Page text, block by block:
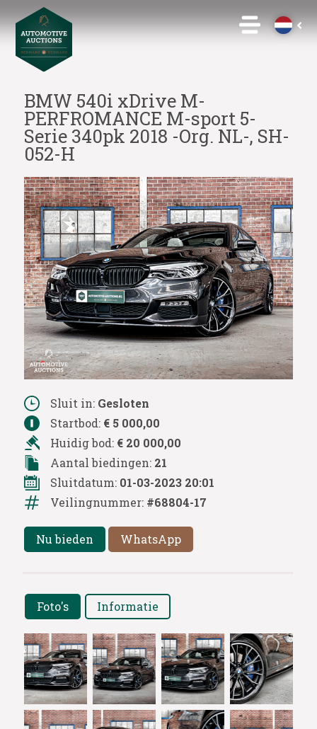
BMW 540i xDrive M-
PERFROMANCE M-sport 5-
Serie 340pk 2018 -Org. NL-, SH-
052-H
Sluit in: Gesloten
Startbod: € 5 000,00
Huidig bod: € 20 000,00
Aantal biedingen: 21
Sluitdatum: 01-03-2023 20:01
Veilingnummer: #68804-17
Nu bieden WhatsApp
Foto's Informatie